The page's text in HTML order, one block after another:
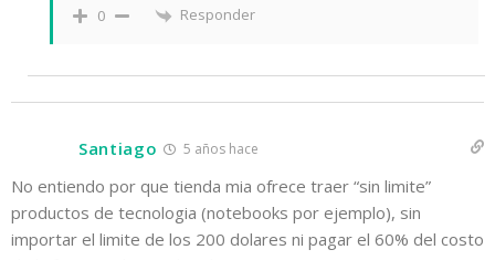
0 Responder
Santiago 5 años hace
No entiendo por que tienda mia ofrece traer “sin limite”
productos de tecnologia (notebooks por ejemplo), sin
importar el limite de los 200 dolares ni pagar el 60% del costo